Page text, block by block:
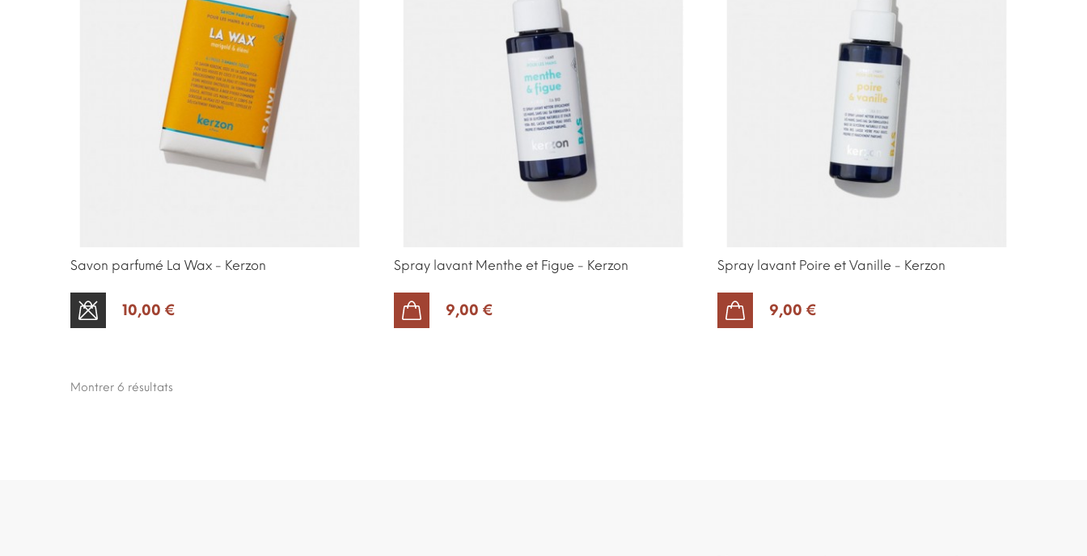
Savon parfumé La Wax - Kerzon
10,00 €
Spray lavant Menthe et Figue - Kerzon
9,00 €
Spray lavant Poire et Vanille - Kerzon
9,00 €
Montrer 6 résultats